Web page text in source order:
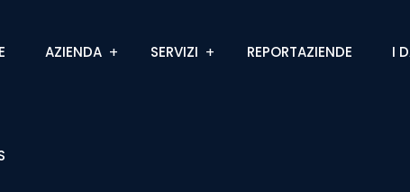
AZIENDA SERVIZI REPORTAZIENDE I